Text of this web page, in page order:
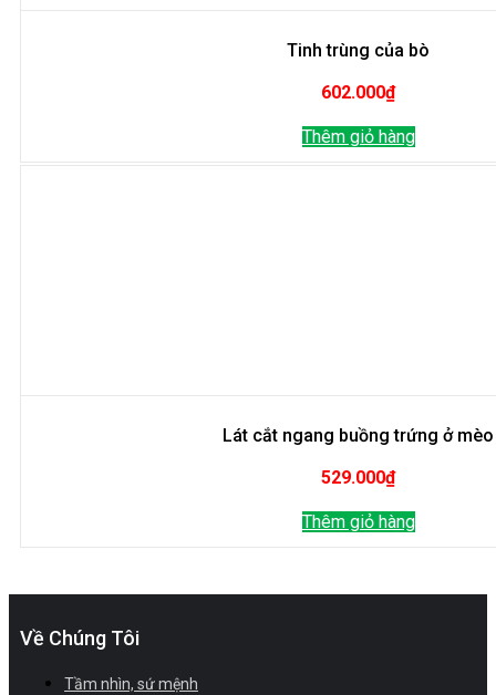
Tinh trùng của bò
602.000₫
Thêm giỏ hàng
Lát cắt ngang buồng trứng ở mèo
529.000₫
Thêm giỏ hàng
Về Chúng Tôi
Tầm nhìn, sứ mệnh